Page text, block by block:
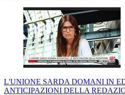
L'UNIONE SARDA DOMANI IN
ANTICIPAZIONI DELLA